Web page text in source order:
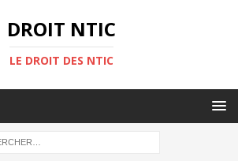
DROIT NTIC
LE DROIT DES NTIC